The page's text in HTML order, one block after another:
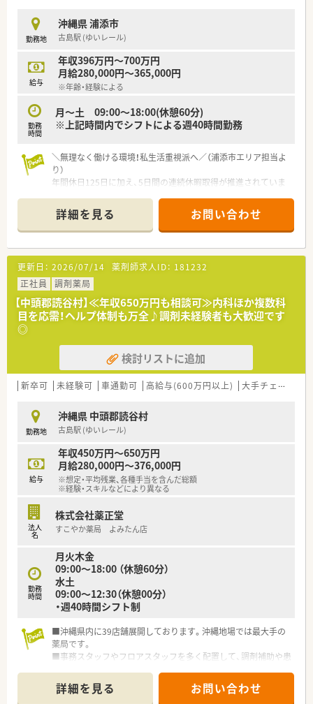
す。
【求人情報について】
■正社員としての募集で、調剤、監査、服薬指導といった薬剤師
業務全般を担当していただくことになります。
■給与は経験を考慮して450万円から600万円の範囲で設定され
ており、経験次第では高年収を目指せる求人です。
り、日・祝日以外に週休2日制で年間休日117日を確保していま
す。
勤務地
沖縄県 浦添市
古島駅 (ゆいレール)
給与
年収396万円～700万円
月給280,000円～365,000円
※年齢・経験による
勤務
時間
月～土 09:00～18:00(休憩60分)
※上記時間内でシフトによる週40時間勤務
＼無理なく働ける環境！私生活重視派へ／（浦添市エリア担当よ
り）
年間休日125日に加え、5日間の連続休暇取得が推進されていま
勤務も可能。心にゆとりを持てる職場ですよ。
【店舗情報と応需状況について】
■浦添市の主要駅から車で12分ほどの立地にあり、地域の幅広
い医療ニーズに応える調剤薬局として親しまれています。
■応需科目は整形外科や内科、透析、産婦人科、眼科と多岐にわ
たり、1日平均で約125枚の処方箋を受け付けています。
■多彩な診療科の処方に触れられるため、特定の分野に偏ること
なく総合的な調剤スキルをバランスよく磨ける環境です。
■福岡県に本社を置き全国に約700店舗を展開しており、医療機
関との強固な医薬連携を強みとする大手法人です。
■かかりつけ薬剤師の育成や健康サポート薬局の運営に注力し、
地域住民の健康増進に多角的な視点で貢献しています。
女問わず育児と仕事を両立しやすい体制が整っています。
【求人情報について】
■給与は年収450万円から585万円の範囲で提示され、これまで
の実務経験や専門スキルを十分に考慮し決定します。
■賞与は年に2回支給され前年度実績では4.00ヶ月分となってお
り、安定した収入を得られる点が大きな魅力です。
■住宅補助や最大70,000円の地域手当など諸手当が充実してお
り、遠方から入職される方へのサポートも万全です。
【職場環境と雰囲気】
名を含めて全員で協力し合う温かな雰囲気です。
■全店で過誤防止システムを標準導入しており、未経験の方でも
安心して正確な業務を行える安全な環境が整っています。
■50代までの幅広い年代のスタッフが活躍しており、職種や年
齢の垣根を越えて意見を出し合える風通しの良さがあります。
詳細を見る お問い合わせ
更新日： 2026/07/14 薬剤師求人ID： 181232
正社員
調剤薬局
【中頭郡読谷村】≪年収650万円も相談可≫内科ほか複数科
目を応需！ヘルプ体制も万全♪調剤未経験者も大歓迎です
◎
検討リストに追加
新卒可 未経験可 車通勤可 高給与(600万円以上) 大手チェーン以外
勤務地
沖縄県 中頭郡読谷村
古島駅 (ゆいレール)
給与
年収450万円～650万円
月給280,000円～376,000円
※想定・平均残業、各種手当を含んだ総額
※経験・スキルなどにより異なる
法人
名
株式会社薬正堂
すこやか薬局 よみたん店
勤務
時間
月火木金
09:00～18:00 （休憩60分）
水土
09:00～12:30（休憩00分）
・週40時間シフト制
■沖縄県内に39店舗展開しております。沖縄地場では最大手の
薬局です。
■事務スタッフやフロアスタッフを多く配置して、調剤補助や患
す。
■平成20年に大手チェーン店と資本提携してより質の高いサー
詳細を見る お問い合わせ